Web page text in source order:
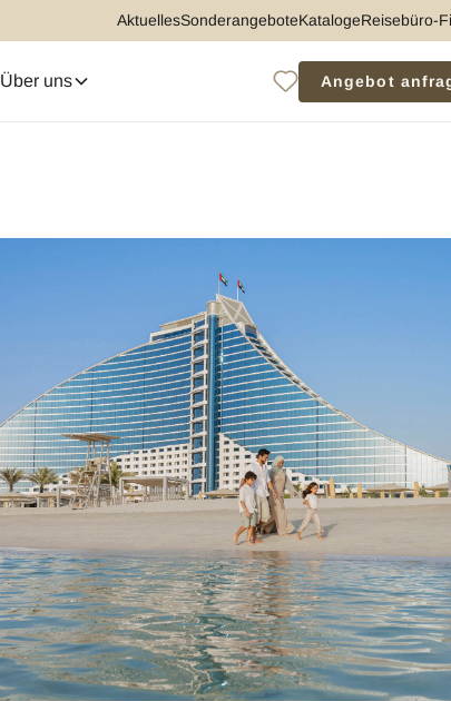
AktuellesSonderangeboteKatalogeReisebüro-
Über uns Angebot